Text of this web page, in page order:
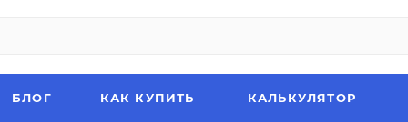
БЛОГ КАК КУПИТЬ КАЛЬКУЛЯТОР